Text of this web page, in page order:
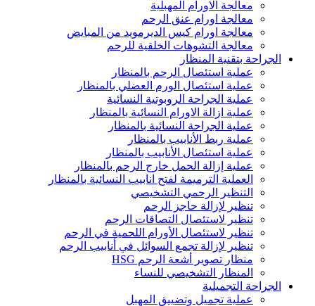
معالجة الاورام المهبلية
معالجة اورام عنق الرحم
معالجة اورام كيس الديرمويد من المبايض
معالجة التشوهات الخلقية للرحم
الجراحة بتقنية المنظار
عملية استئصال الرحم بالمنظار
عملية استئصال الورم العضلي بالمنظار
عملية الجراحة الروبوتية النسائية
عملية ازالة الاورام النسائية بالمنظار
عملية الجراحة النسائية بالمنظار
عملية ربط الأنابيب بالمنظار
عملية استئصال الأنابيب بالمنظار
عملية إزالة الحمل خارج الرحم بالمنظار
العملية الترميمة لفتح انابيب النسائية بالمنظار
التنظير الرحمي التشخيصي
تنظير لإزالة حاجز الرحم
تنظير لاستئصال التصاقات الرحم
تنظير لاستئصال الأورام اللحمية في الرحم
تنظير لإزالة تجمع السوائل في أنابيب الرحم
منظار تصوير أشعة الرحم HSG
المنظار التشخيصي للنساء
الجراحة التجميلية
عملية تجميل وتضييق المهبل